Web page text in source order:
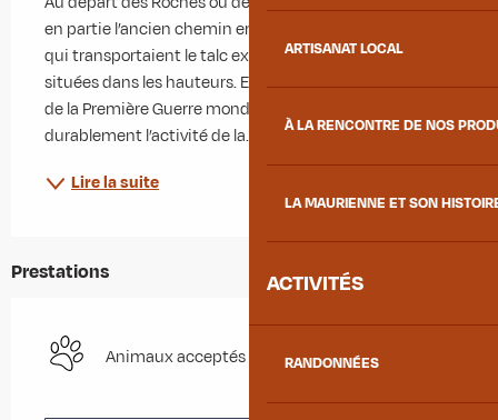
ARTISANAT LOCAL
À LA RENCONTRE DE NOS
LA MAURIENNE ET SON
ACTIVITÉS
RANDONNÉES
en partie l’ancien chemin emprunté par les wagonnets
qui transportaient le talc exploité dans des mines
situées dans les hauteurs. Exploitées jusqu’au début
de la Première Guerre mondiale, ces mines ont marqué
durablement l’activité de la...
Lire la suite
Prestations
Animaux acceptés